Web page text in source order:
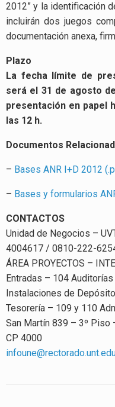
2012” y la identificación
incluirán dos juegos
documentación anexa,
Plazo
La fecha límite de
será el 31 de agosto
presentación en papel
las 12 h.
Documentos
– Bases ANR I+D 2012
– Bases y formularios
CONTACTOS
Unidad de Negocios –
4004617 / 0810-222-
ÁREA PROYECTOS –
Entradas – 104 Auditorías
Instalaciones de
Tesorería – 109 y 110
San Martín 839 – 3º Piso
CP 4000